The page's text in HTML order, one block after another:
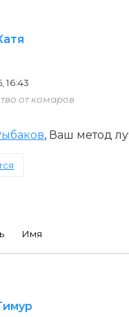
16:43
от комаров
, Ваш метод
Имя